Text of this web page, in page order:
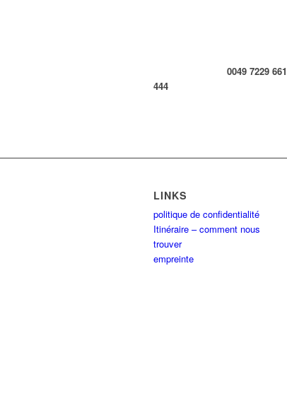
0049 7229 661
444
LINKS
politique de confidentialité
Itinéraire – comment nous
trouver
empreinte